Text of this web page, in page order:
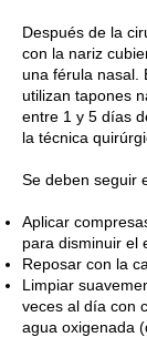
Después de la
con la nariz
una férula nasal.
utilizan tapones
entre 1 y 5 días
la técnica
Se deben seguir
Aplicar
para disminuir el
Reposar con la
Limpiar
veces al día con
agua oxigenada